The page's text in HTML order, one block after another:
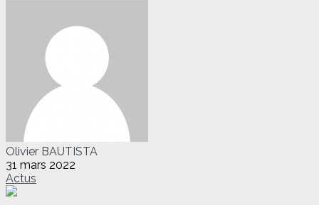
Olivier BAUTISTA
31 mars 2022
Actus